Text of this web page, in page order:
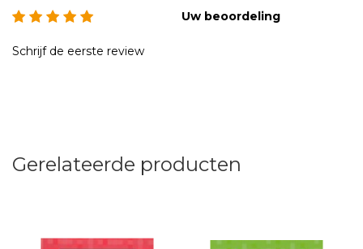
Uw beoordeling
Schrijf de eerste review
Gerelateerde producten